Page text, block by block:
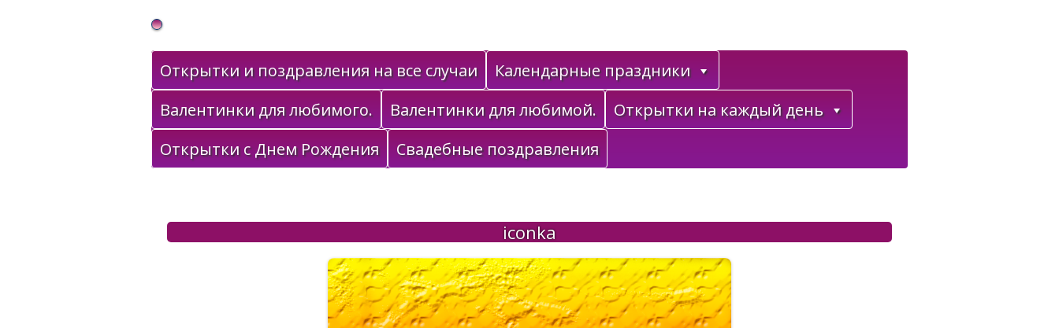
Gif Открытки в подарок
Открытки и поздравления на все случаи
Календарные праздники
Валентинки для любимого.
Валентинки для любимой.
Открытки на каждый день
Открытки с Днем Рождения
Свадебные поздравления
iconka